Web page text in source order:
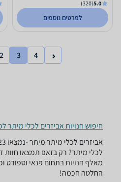
5.0
(320)
לפרטים נוספים
2 3 4
חיפוש חנויות אביזרים לכלי מיתר
לכלי מיתר? רק בזאפ תמצאו חוות
מאלף חנויות בתחום פנאי וספורט
החלטה חכמה!